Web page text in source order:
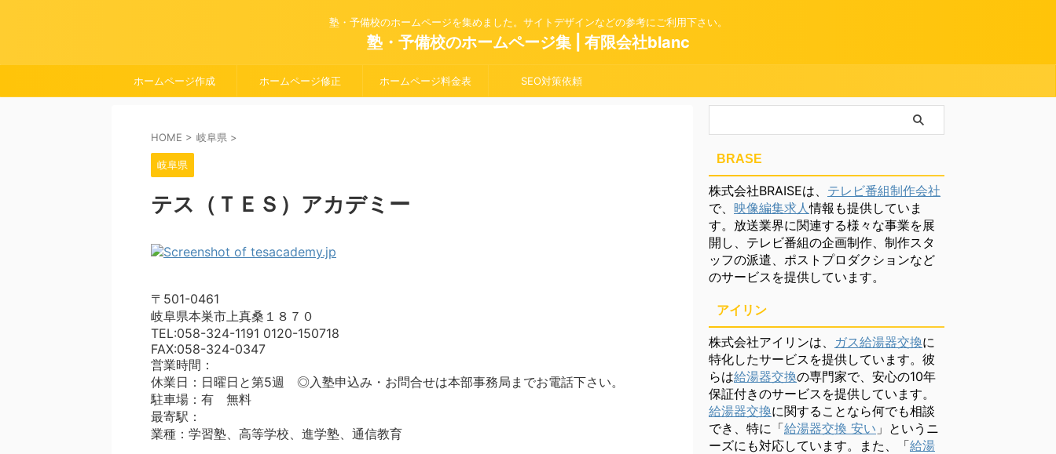
塾・予備校のホームページを集めました。サイトデザインなどの参考にご利用下さい。
塾・予備校のホームページ集 | 有限会社blanc
ホームページ作成 ホームページ修正 ホームページ料金表 SEO対策依頼
HOME > 岐阜県 >
岐阜県
テス（ＴＥＳ）アカデミー
〒501-0461
岐阜県本巣市上真桑１８７０
TEL:058-324-1191 0120-150718
FAX:058-324-0347
営業時間：
休業日：日曜日と第5週 ◎入塾申込み・お問合せは本部事務局までお電話下さい。
駐車場：有 無料
最寄駅：
業種：学習塾、高等学校、進学塾、通信教育
BRASE
株式会社BRAISEは、 テレビ番組制作会社
で、 映像編集求人情報も提供していま
す。放送業界に関連する様々な事業を展
開し、テレビ番組の企画制作、制作スタ
ッフの派遣、ポストプロダクションなど
のサービスを提供しています。
アイリン
株式会社アイリンは、 ガス給湯器交換に
特化したサービスを提供しています。彼
らは給湯器交換の専門家で、安心の10年
保証付きのサービスを提供しています。
給湯器交換に関することなら何でも相談
でき、特に「給湯器交換 安い 」というニ
ーズにも対応しています。また、「給湯